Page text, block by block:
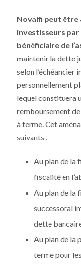
Novalfi peut être
investisseurs par
bénéficiaire de
maintenir la dette
selon l’échéancier
personnellement
lequel constituera
remboursement
à terme. Cet
suivants :
Au plan de la
fiscalité en
Au plan de la
successoral
dette
Au plan de la
terme pour